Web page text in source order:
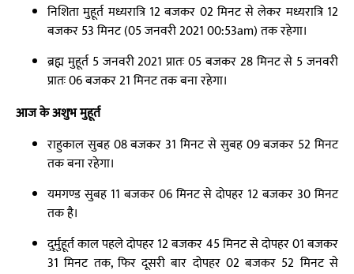
निशिता मुहूर्त मध्यरात्रि 12 बजकर 02 मिनट से लेकर मध्यरात्रि 12
बजकर 53 मिनट (05 जनवरी 2021 00:53am) तक रहेगा।
ब्रह्म मुहूर्त 5 जनवरी 2021 प्रातः 05 बजकर 28 मिनट से 5 जनवरी
प्रातः 06 बजकर 21 मिनट तक बना रहेगा।
आज के अशुभ मुहूर्त
राहुकाल सुबह 08 बजकर 31 मिनट से सुबह 09 बजकर 52 मिनट
तक बना रहेगा।
यमगण्ड सुबह 11 बजकर 06 मिनट से दोपहर 12 बजकर 30 मिनट
तक है।
दुर्मुहूर्त काल पहले दोपहर 12 बजकर 45 मिनट से दोपहर 01 बजकर
31 मिनट तक, फिर दूसरी बार दोपहर 02 बजकर 52 मिनट से